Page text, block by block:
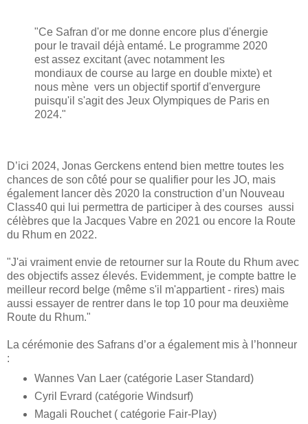
"Ce Safran d'or me donne encore plus d'énergie
pour le travail déjà entamé. Le programme 2020
est assez excitant (avec notamment les
mondiaux de course au large en double mixte) et
nous mène vers un objectif sportif d'envergure
puisqu'il s'agit des Jeux Olympiques de Paris en
2024."
D’ici 2024, Jonas Gerckens entend bien mettre toutes les
chances de son côté pour se qualifier pour les JO, mais
également lancer dès 2020 la construction d’un Nouveau
Class40 qui lui permettra de participer à des courses aussi
célèbres que la Jacques Vabre en 2021 ou encore la Route
du Rhum en 2022.
"J'ai vraiment envie de retourner sur la Route du Rhum avec
des objectifs assez élevés. Evidemment, je compte battre le
meilleur record belge (même s'il m'appartient - rires) mais
aussi essayer de rentrer dans le top 10 pour ma deuxième
Route du Rhum."
La cérémonie des Safrans d’or a également mis à l’honneur
:
Wannes Van Laer (catégorie Laser Standard)
Cyril Evrard (catégorie Windsurf)
Magali Rouchet ( catégorie Fair-Play)